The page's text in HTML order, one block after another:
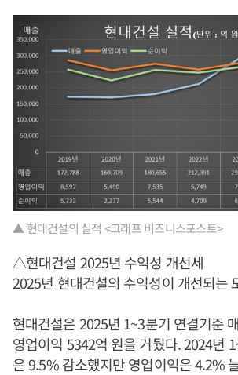
▲ 현대건설의 실적 <그래프 비즈니스포스트>
△현대건설 2025년 수익성 개선세
2025년 현대건설의 수익성이 개선되는
현대건설은 2025년 1~3분기 연결기준
영업이익 5342억 원을 거뒀다. 2024년
은 9.5% 감소했지만 영업이익은 4.2%